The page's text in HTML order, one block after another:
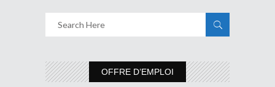
OFFRE D’EMPLOI